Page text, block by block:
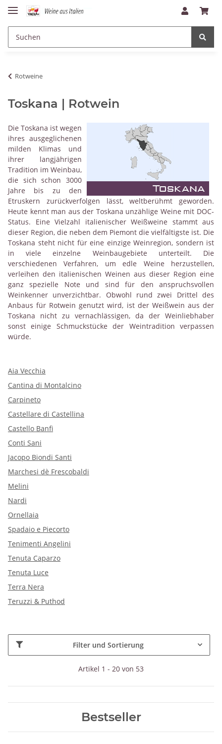
Rotweine
Toskana | Rotwein
Die Toskana ist wegen
ihres ausgeglichenen
milden Klimas und
ihrer langjährigen
Tradition im Weinbau,
die sich schon 3000
Jahre bis zu den
Etruskern zurückverfolgen lässt, weltberühmt geworden.
Heute kennt man aus der Toskana unzählige Weine mit DOC-
Status. Eine Vielzahl italienischer Weißweine stammt aus
dieser Region, die neben dem Piemont die vielfältigste ist. Die
Toskana steht nicht für eine einzige Weinregion, sondern ist
in viele einzelne Weinbaugebiete unterteilt. Die
verschiedenen Verfahren, um edle Weine herzustellen,
verleihen den italienischen Weinen aus dieser Region eine
ganz spezielle Note und sind für den anspruchsvollen
Weinkenner unverzichtbar. Obwohl rund zwei Drittel des
Anbaus für Rotwein genutzt wird, ist der Weißwein aus der
Toskana nicht zu vernachlässigen, da der Weinliebhaber
sonst einige Schmuckstücke der Weintradition verpassen
würde.
Aia Vecchia
Cantina di Montalcino
Carpineto
Castellare di Castellina
Castello Banfi
Conti Sani
Jacopo Biondi Santi
Marchesi dè Frescobaldi
Melini
Nardi
Ornellaia
Spadaio e Piecorto
Tenimenti Angelini
Tenuta Caparzo
Tenuta Luce
Terra Nera
Teruzzi & Puthod
Filter und Sortierung
Artikel 1 - 20 von 53
Bestseller